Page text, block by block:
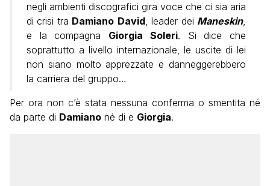
negli ambienti discografici gira voce che ci sia aria
di crisi tra Damiano David, leader dei Maneskin,
e la compagna Giorgia Soleri. Si dice che
soprattutto a livello internazionale, le uscite di lei
non siano molto apprezzate e danneggerebbero
la carriera del gruppo…
Per ora non c’è stata nessuna conferma o smentita né
da parte di Damiano né di e Giorgia.